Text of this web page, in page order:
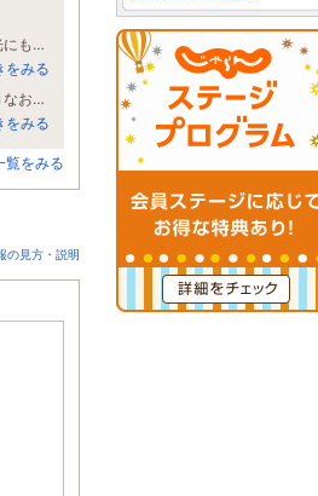
駐車場も完備無料で朝食も美味しかった、部屋はツインで大変綺麗に管理されている。アクセスもたいへん良く観光にも便利だと思います。
をみる
建物外観はそれほど期待しませんでしたが、内装は綺麗に掃除されておりましたので安心感がありました。特に大きなお風呂で疲れが取れ朝食が美味しかったです。一つだけ難を言えば隣室の声が漏れ伝わったことです。
をみる
覧をみる
の見方・説明